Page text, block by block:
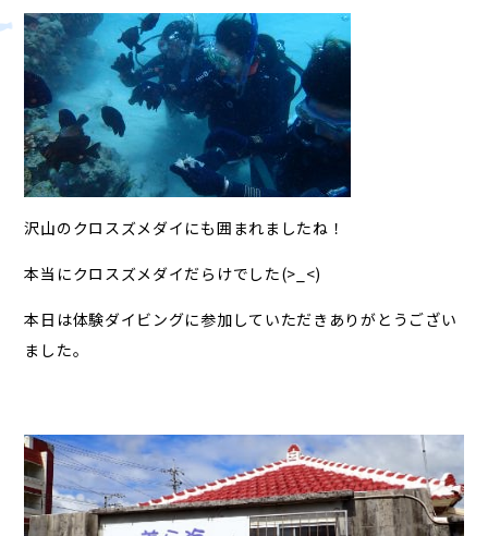
沢山のクロスズメダイにも囲まれましたね！
本当にクロスズメダイだらけでした(>_<)
本日は体験ダイビングに参加していただきありがとうござい
ました。